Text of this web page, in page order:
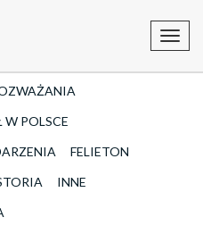
POLSCE
FELIETON
INNE